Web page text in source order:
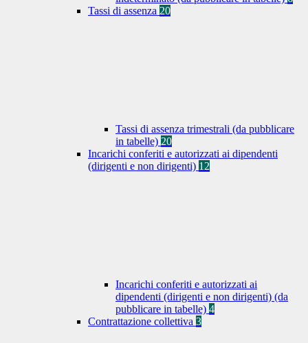
Tassi di assenza 20
Tassi di assenza trimestrali (da pubblicare
in tabelle) 20
Incarichi conferiti e autorizzati ai dipendenti
(dirigenti e non dirigenti) 12
Incarichi conferiti e autorizzati ai
dipendenti (dirigenti e non dirigenti) (da
pubblicare in tabelle) 4
Contrattazione collettiva 3